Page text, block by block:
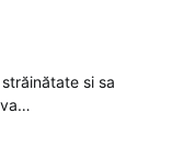
si sa